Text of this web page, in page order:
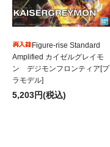
Figure-rise Standard
Amplified カイゼルグレイモ
ン デジモンフロンティア[プ
ラモデル]
5,203円(税込)